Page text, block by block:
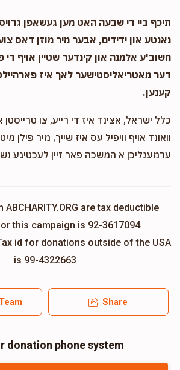
תיכף ביי די שבעה האט מען געשאפן
נאנטע און ידידים, אבער מיר מוזן דאס
חשוב'ע אלמנה און קינדער שטיין אויף די
דער מאטריאליסטישער לאך איז פארהיילט,
קענען.
כלל ישראל, אצינד איז די רייע, צו טרייסטן
וואונד אויף וויפיל עס איז שייך, מיר פילן
ערמעגליכן א המשכה פאר זיין לעכטיגע
are tax deductible
this campaign is 92-3617094
id for donations outside of the USA
is 99-4322663
Share
donation phone system